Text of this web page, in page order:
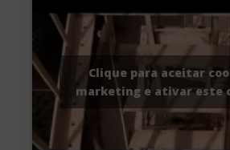
Clique para aceitar
marketing e ativar este